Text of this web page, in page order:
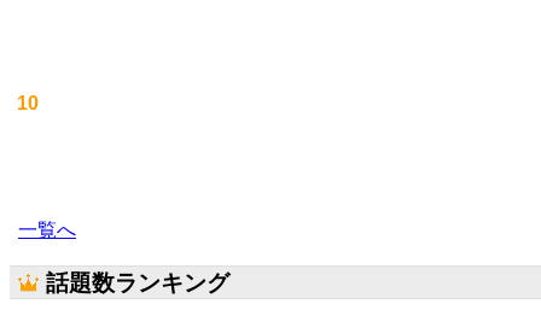
10
一覧へ
話題数ランキング